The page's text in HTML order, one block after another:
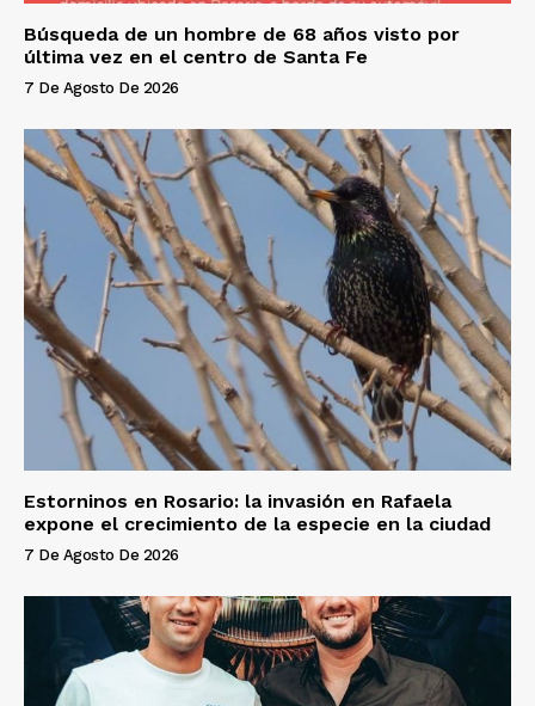
Búsqueda de un hombre de 68 años visto por
última vez en el centro de Santa Fe
7 De Agosto De 2026
Estorninos en Rosario: la invasión en Rafaela
expone el crecimiento de la especie en la ciudad
7 De Agosto De 2026